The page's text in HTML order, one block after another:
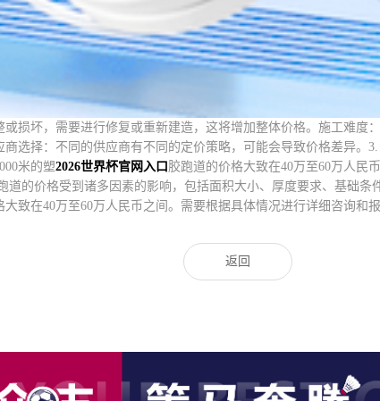
损坏，需要进行修复或重新建造，这将增加整体价格。施工难度
选择：不同的供应商有不同的定价策略，可能会导致价格差异。
米的塑2026世界杯官网入口胶跑道的价格大致在40万至60万人民
道的价格受到诸多因素的影响，包括面积大小、厚度要求、基础条
致在40万至60万人民币之间。需要根据具体情况进行详细咨询和报
返回